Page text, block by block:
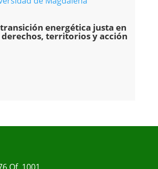
energética justa en
territorios y acción